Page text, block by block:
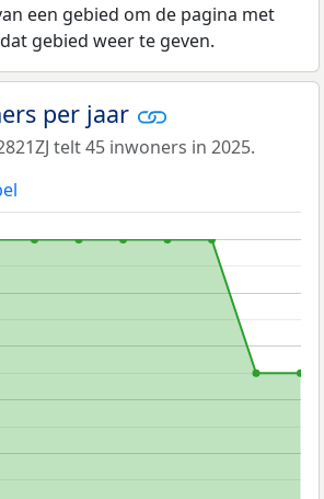
een gebied om de pagina met
gebied weer te geven.
per jaar
telt 45 inwoners in 2025.